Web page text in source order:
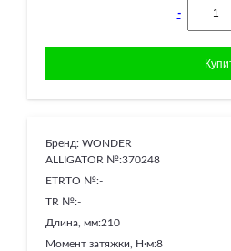
-
Бренд: WONDER
ALLIGATOR №:370248
ETRTO №:-
TR №:-
Длина, мм:210
Момент затяжки, Н·м:8